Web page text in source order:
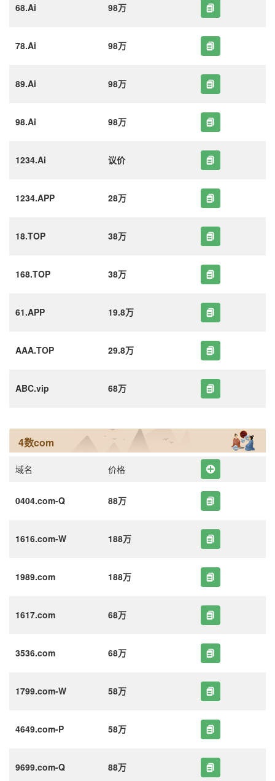
68.Ai 98万
78.Ai 98万
89.Ai 98万
98.Ai 98万
1234.Ai 议价
1234.APP 28万
18.TOP 38万
168.TOP 38万
61.APP 19.8万
AAA.TOP 29.8万
ABC.vip 68万
4数com
域名 价格
0404.com-Q 88万
1616.com-W 188万
1989.com 188万
1617.com 68万
3536.com 68万
1799.com-W 58万
4649.com-P 58万
9699.com-Q 88万